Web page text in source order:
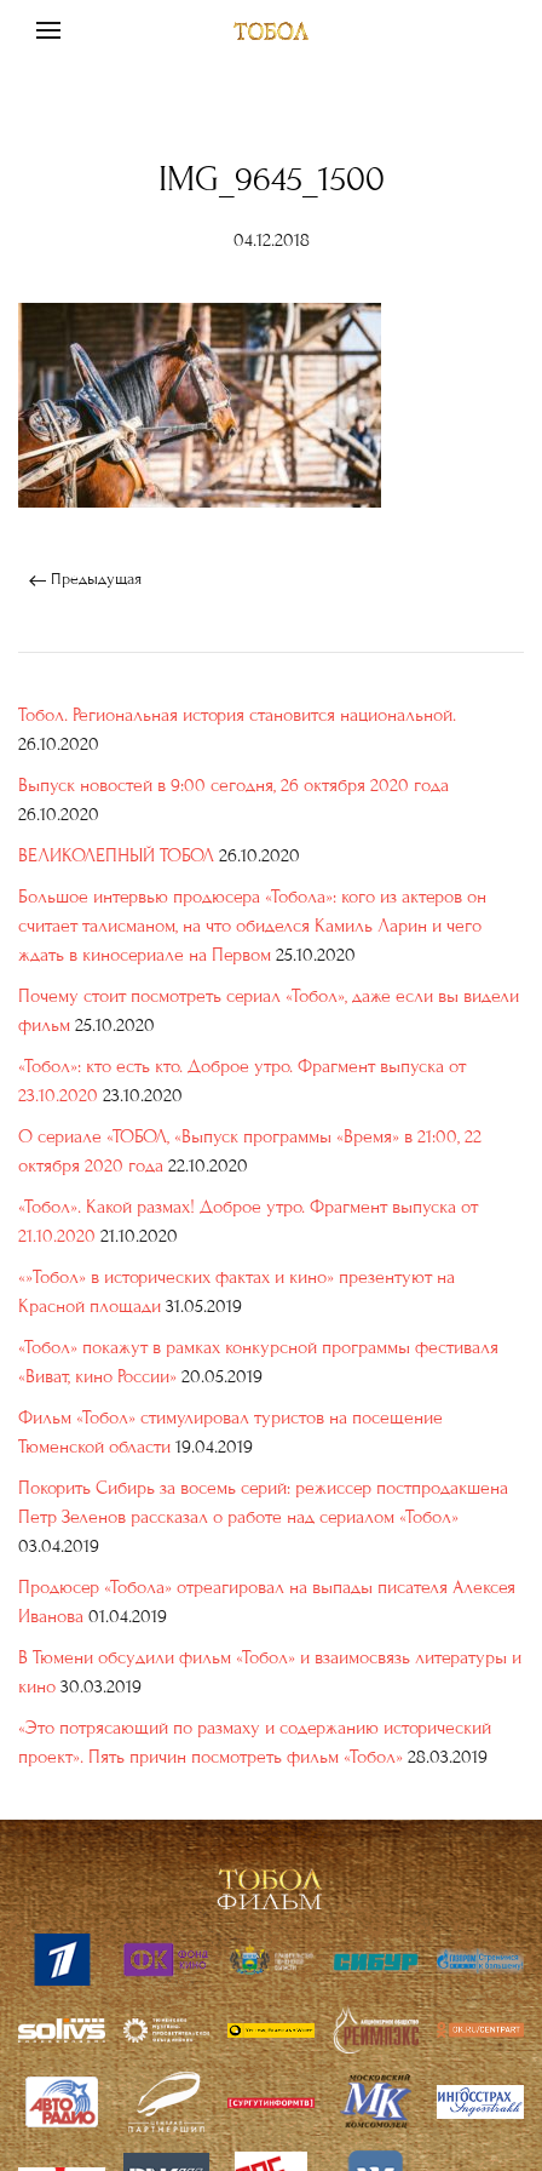
IMG_9645_1500
04.12.2018
Предыдущая
Тобол. Региональная история становится национальной.
26.10.2020
Выпуск новостей в 9:00 сегодня, 26 октября 2020 года
26.10.2020
ВЕЛИКОЛЕПНЫЙ ТОБОЛ 26.10.2020
Большое интервью продюсера «Тобола»: кого из актеров он
считает талисманом, на что обиделся Камиль Ларин и чего
ждать в киносериале на Первом 25.10.2020
Почему стоит посмотреть сериал «Тобол», даже если вы видели
фильм 25.10.2020
«Тобол»: кто есть кто. Доброе утро. Фрагмент выпуска от
23.10.2020 23.10.2020
О сериале «ТОБОЛ, «Выпуск программы «Время» в 21:00, 22
октября 2020 года 22.10.2020
«Тобол». Какой размах! Доброе утро. Фрагмент выпуска от
21.10.2020 21.10.2020
«»Тобол» в исторических фактах и кино» презентуют на
Красной площади 31.05.2019
«Тобол» покажут в рамках конкурсной программы фестиваля
«Виват, кино России» 20.05.2019
Фильм «Тобол» стимулировал туристов на посещение
Тюменской области 19.04.2019
Покорить Сибирь за восемь серий: режиссер постпродакшена
Петр Зеленов рассказал о работе над сериалом «Тобол»
03.04.2019
Продюсер «Тобола» отреагировал на выпады писателя Алексея
Иванова 01.04.2019
В Тюмени обсудили фильм «Тобол» и взаимосвязь литературы и
кино 30.03.2019
«Это потрясающий по размаху и содержанию исторический
проект». Пять причин посмотреть фильм «Тобол» 28.03.2019